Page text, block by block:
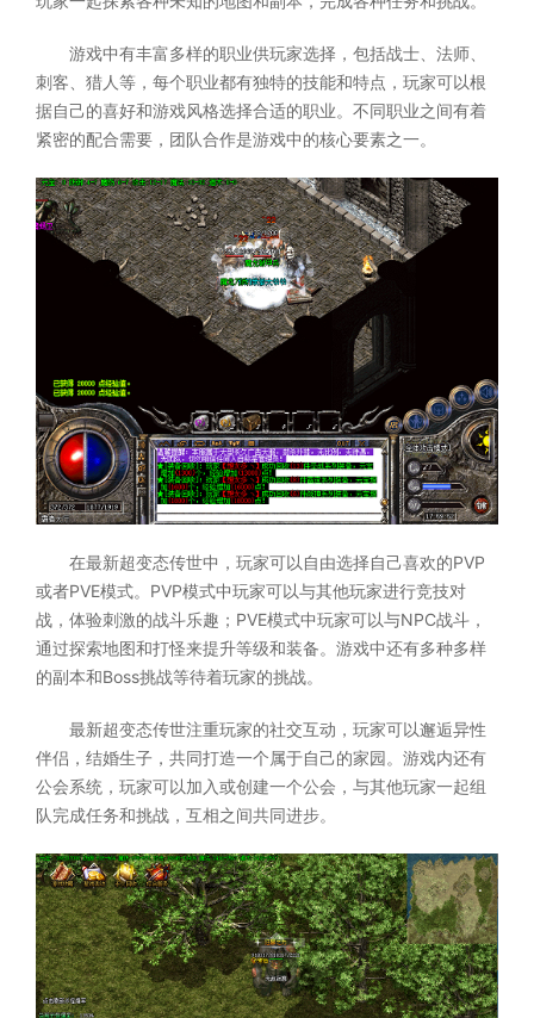
游戏中有丰富多样的职业供玩家选择，包括战士、法师、
刺客、猎人等，每个职业都有独特的技能和特点，玩家可以根
据自己的喜好和游戏风格选择合适的职业。不同职业之间有着
紧密的配合需要，团队合作是游戏中的核心要素之一。
在最新超变态传世中，玩家可以自由选择自己喜欢的PVP
或者PVE模式。PVP模式中玩家可以与其他玩家进行竞技对
战，体验刺激的战斗乐趣；PVE模式中玩家可以与NPC战斗，
通过探索地图和打怪来提升等级和装备。游戏中还有多种多样
的副本和Boss挑战等待着玩家的挑战。
最新超变态传世注重玩家的社交互动，玩家可以邂逅异性
伴侣，结婚生子，共同打造一个属于自己的家园。游戏内还有
公会系统，玩家可以加入或创建一个公会，与其他玩家一起组
队完成任务和挑战，互相之间共同进步。